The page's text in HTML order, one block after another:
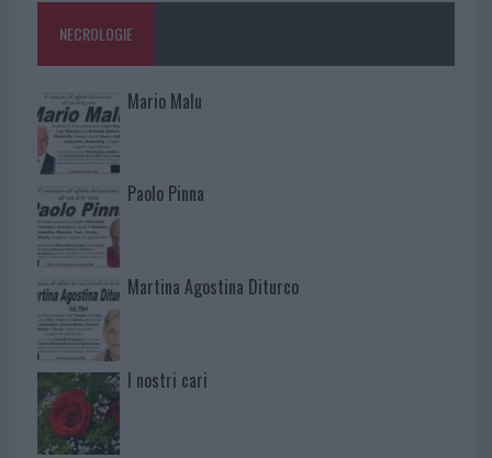
NECROLOGIE
Mario Malu
Paolo Pinna
Martina Agostina Diturco
I nostri cari